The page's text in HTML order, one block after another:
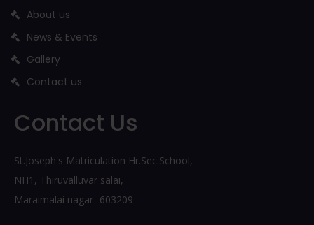
About us
News & Events
Gallery
Contact us
Contact Us
St.Joseph's Matriculation Hr.Sec.School,
NH1, Thiruvalluvar salai,
Maraimalai nagar- 603209